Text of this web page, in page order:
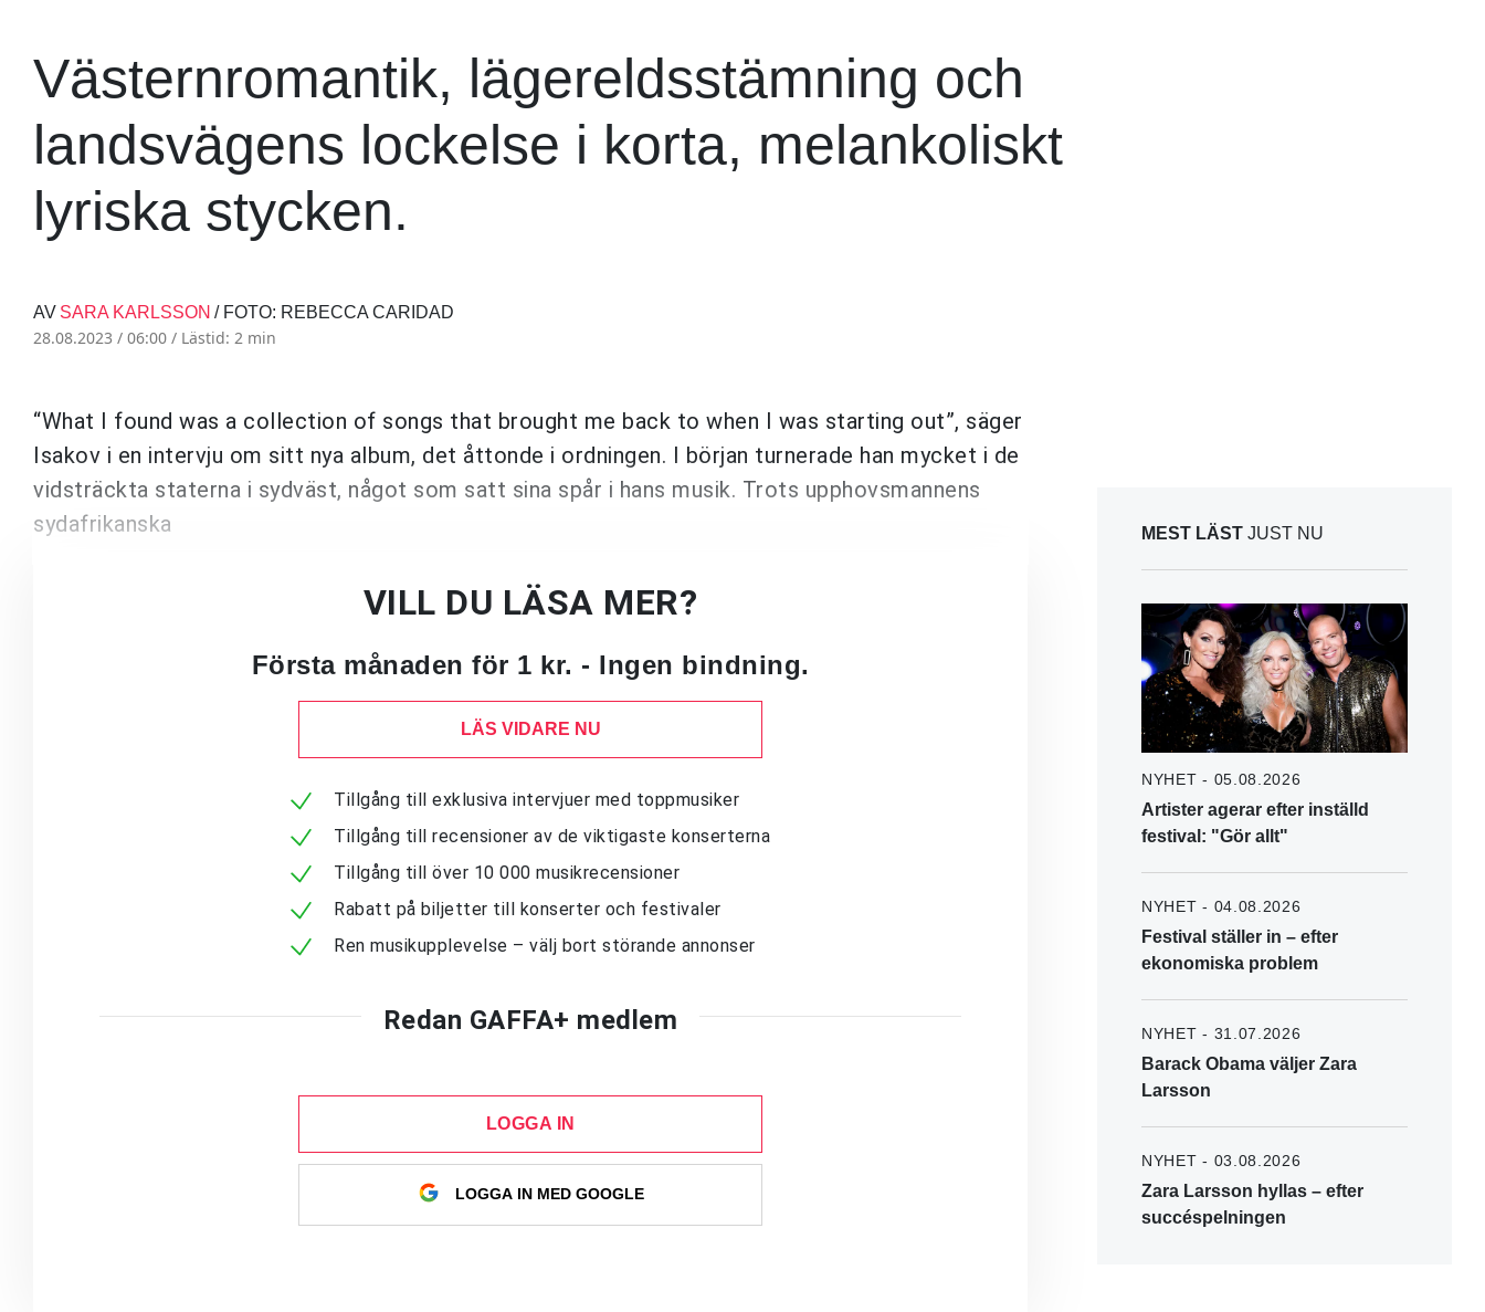
Västernromantik, lägereldsstämning och
landsvägens lockelse i korta, melankoliskt
lyriska stycken.
AV SARA KARLSSON / FOTO: REBECCA CARIDAD
28.08.2023 / 06:00 / Lästid: 2 min
“What I found was a collection of songs that brought me back to when I was starting out”, säger
Isakov i en intervju om sitt nya album, det åttonde i ordningen. I början turnerade han mycket i de
vidsträckta staterna i sydväst, något som satt sina spår i hans musik. Trots upphovsmannens
sydafrikanska
VILL DU LÄSA MER?
Första månaden för 1 kr. - Ingen bindning.
LÄS VIDARE NU
Tillgång till exklusiva intervjuer med toppmusiker
Tillgång till recensioner av de viktigaste konserterna
Tillgång till över 10 000 musikrecensioner
Rabatt på biljetter till konserter och festivaler
Ren musikupplevelse – välj bort störande annonser
Redan GAFFA+ medlem
LOGGA IN
LOGGA IN MED GOOGLE
MEST LÄST JUST NU
NYHET - 05.08.2026
Artister agerar efter inställd
festival: "Gör allt"
NYHET - 04.08.2026
Festival ställer in – efter
ekonomiska problem
NYHET - 31.07.2026
Barack Obama väljer Zara
Larsson
NYHET - 03.08.2026
Zara Larsson hyllas – efter
succéspelningen